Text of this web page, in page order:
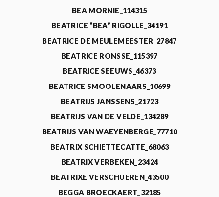
BEA MORNIE_114315
BEATRICE “BEA” RIGOLLE_34191
BEATRICE DE MEULEMEESTER_27847
BEATRICE RONSSE_115397
BEATRICE SEEUWS_46373
BEATRICE SMOOLENAARS_10699
BEATRIJS JANSSENS_21723
BEATRIJS VAN DE VELDE_134289
BEATRIJS VAN WAEYENBERGE_77710
BEATRIX SCHIETTECATTE_68063
BEATRIX VERBEKEN_23424
BEATRIXE VERSCHUEREN_43500
BEGGA BROECKAERT_32185